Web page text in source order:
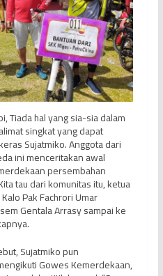
Tiada hal yang sia-sia dalam
singkat yang dapat
Sujatmiko. Anggota dari
ini menceritakan awal
persembahan
tau dari komunitas itu, ketua
Pak Fachrori Umar
Gentala Arrasy sampai ke
Sujatmiko pun
Gowes Kemerdekaan,